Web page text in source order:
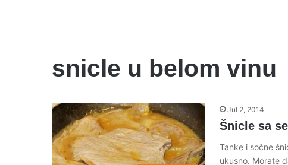
snicle u belom vinu
Jul 2, 2014
Šnicle sa
Tanke i sočne
ukusno. Morate